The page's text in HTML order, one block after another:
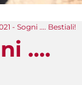
- Sogni …. Bestiali!
….